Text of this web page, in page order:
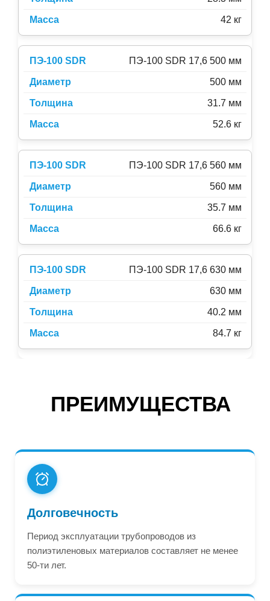
42 кг
ПЭ-100 SDR 17,6 500 мм
500 мм
31.7 мм
52.6 кг
ПЭ-100 SDR 17,6 560 мм
560 мм
35.7 мм
66.6 кг
ПЭ-100 SDR 17,6 630 мм
630 мм
40.2 мм
84.7 кг
ПРЕИМУЩЕСТВА
Долговечность
Период эксплуатации трубопроводов из
полиэтиленовых материалов составляет не менее
50-ти лет.